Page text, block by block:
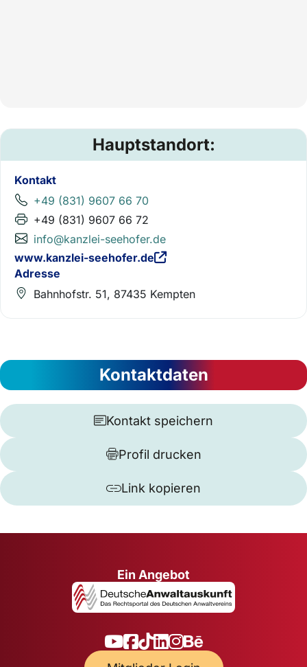
Hauptstandort:
Kontakt
+49 (831) 9607 66 70
+49 (831) 9607 66 72
info@kanzlei-seehofer.de
www.kanzlei-seehofer.de
Adresse
Bahnhofstr. 51, 87435 Kempten
Kontaktdaten
Kontakt speichern
Profil drucken
Link kopieren
Ein Angebot